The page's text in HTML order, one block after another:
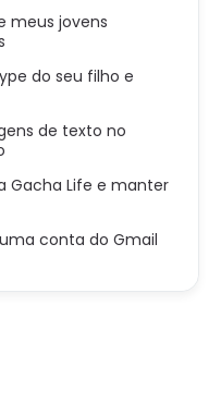
meus jovens
do seu filho e
de texto no
Gacha Life e manter
conta do Gmail